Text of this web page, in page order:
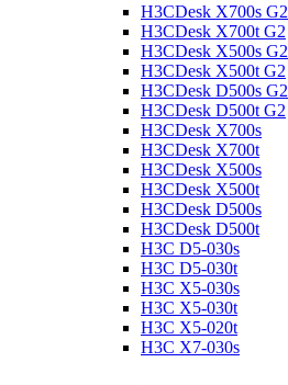
H3CDesk X700s G2
H3CDesk X700t G2
H3CDesk X500s G2
H3CDesk X500t G2
H3CDesk D500s G2
H3CDesk D500t G2
H3CDesk X700s
H3CDesk X700t
H3CDesk X500s
H3CDesk X500t
H3CDesk D500s
H3CDesk D500t
H3C D5-030s
H3C D5-030t
H3C X5-030s
H3C X5-030t
H3C X5-020t
H3C X7-030s